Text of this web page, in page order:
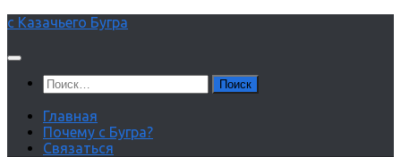
Перейти
содержимому
с Казачьего Бугра
Найти:
Главная
Почему с Бугра?
Связаться